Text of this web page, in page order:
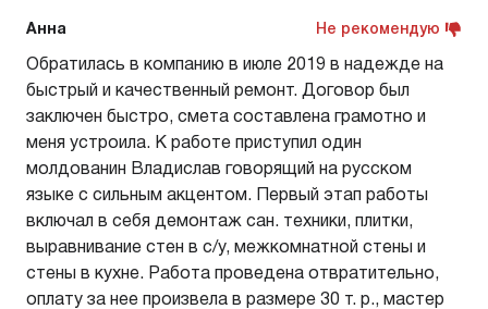
Анна Не рекомендую
Обратилась в компанию в июле 2019 в надежде на
быстрый и качественный ремонт. Договор был
заключен быстро, смета составлена грамотно и
меня устроила. К работе приступил один
молдованин Владислав говорящий на русском
языке с сильным акцентом. Первый этап работы
включал в себя демонтаж сан. техники, плитки,
выравнивание стен в с/у, межкомнатной стены и
стены в кухне. Работа проведена отвратительно,
оплату за нее произвела в размере 30 т. р., мастер